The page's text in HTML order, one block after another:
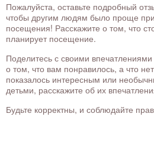
Пожалуйста, оставьте подробный
чтобы другим людям было проще
посещения! Расскажите о том, что
планирует посещение.
Поделитесь с своими
о том, что вам понравилось, а что
показалось интересным или
детьми, расскажите об их
Будьте корректны, и соблюдайте